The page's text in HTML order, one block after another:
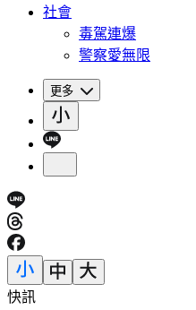
社會
毒駕連爆
警察愛無限
更多
快訊